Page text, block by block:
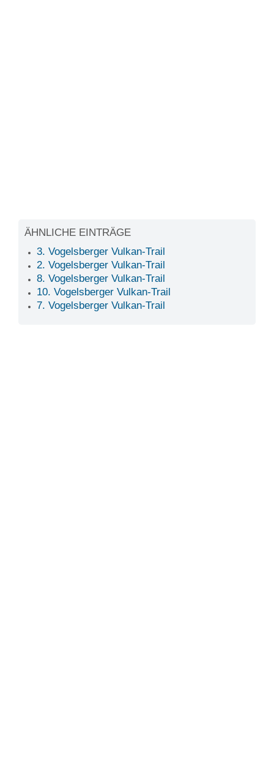
ÄHNLICHE EINTRÄGE
3. Vogelsberger Vulkan-Trail
2. Vogelsberger Vulkan-Trail
8. Vogelsberger Vulkan-Trail
10. Vogelsberger Vulkan-Trail
7. Vogelsberger Vulkan-Trail